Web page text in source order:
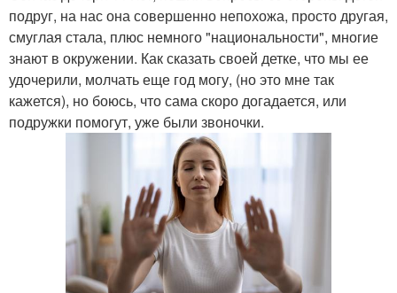
подруг, на нас она совершенно непохожа, просто другая,
смуглая стала, плюс немного "национальности", многие
знают в окружении. Как сказать своей детке, что мы ее
удочерили, молчать еще год могу, (но это мне так
кажется), но боюсь, что сама скоро догадается, или
подружки помогут, уже были звоночки.